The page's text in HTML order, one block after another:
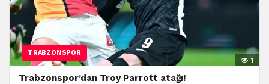
TRABZONSPOR
1
Trabzonspor’dan Troy Parrott atağı!